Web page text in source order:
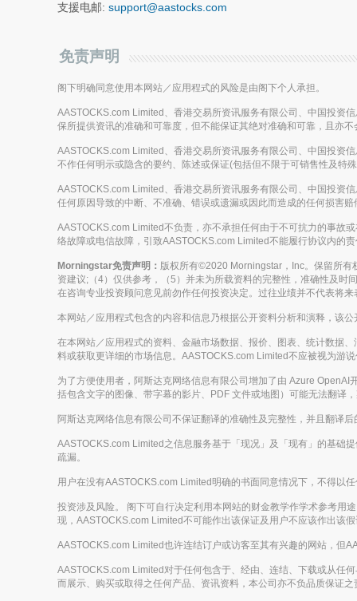
支援电邮: support@aastocks.com
免责声明
阁下明确同意使用本网站／应用程式的风险是由阁下个人承担。
AASTOCKS.com Limited、香港交易所资讯服务有限公司、中国投资
保所提供资讯的准确和可靠度，但不能保证其绝对准确和可靠，且亦
AASTOCKS.com Limited、香港交易所资讯服务有限公司、中国投资
不作任何明示或隐含的要约、陈述或保证(包括但不限于可销售性及特
AASTOCKS.com Limited、香港交易所资讯服务有限公司、中国投资
任何原因导致的中断、不准确、错误或遗漏或因此而造成的任何损害
AASTOCKS.com Limited不负责，亦不承担任何由于不可抗力的事故
络故障或电信故障，引致AASTOCKS.com Limited不能履行协议内的
Morningstar免责声明： 版权所有©2020 Morningstar，Inc。保留所有
资建议;（4）仅供参考，（5）并未为所载资料的完整性，准确性及
在咨询专业投资顾问意见前勿作任何投资决定。过往业绩并不代表将
本网站／应用程式包含的内容和信息乃根据公开资料分析和演释，该
在本网站／应用程式的资料、金融市场数据、报价、图表、统计数据
料或获取更详细的市场信息。AASTOCKS.com Limited不应被视为游
为了方便使用者，阿斯达克网络信息有限公司增加了由 Azure
括包含文字的图像、带字幕的影片、PDF 文件或地图）可能无法翻译
阿斯达克网络信息有限公司不保证翻译的准确性及完整性，并且翻译
AASTOCKS.com Limited之信息服务基于「现况」及「现有」的基础
疏漏。
用户在没有AASTOCKS.com Limited明确的书面同意情况下，不得以
投资涉及风险。 阁下可自行决定利用本网站的财金教学作学术参考用
现，AASTOCKS.com Limited不可能作出该保证及用户不应该作出该
AASTOCKS.com Limited也许连结订户或访客至其有兴趣的网站，但
AASTOCKS.com Limited对于任何包含于、经由、连结、下载或从任
而展示、购买或取得之任何产品、资讯资料，本公司亦不负品质保证之